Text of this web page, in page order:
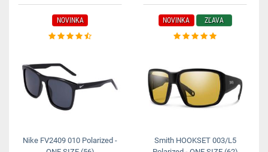
NOVINKA
Nike FV2409 010 Polarized -
NOVINKA ZĽAVA
Smith HOOKSET 003/L5